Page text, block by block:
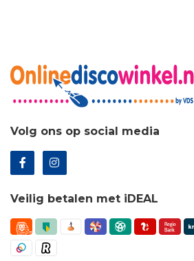
Volg ons op social media
Veilig betalen met iDEAL